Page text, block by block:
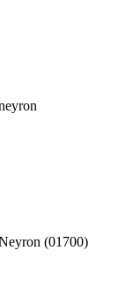
(01700)